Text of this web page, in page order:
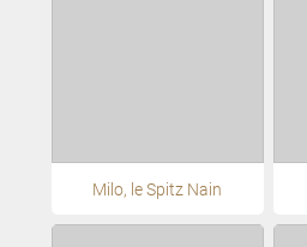
Milo, le Spitz Nain